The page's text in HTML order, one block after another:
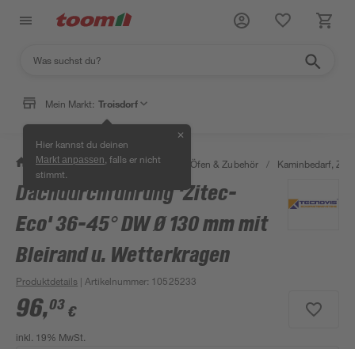
Mein Markt: Troisdorf
Hier kannst du deinen
Markt anpassen , falls er nicht
stimmt.
✕
/ Bauen & Renovieren / Kamine, Öfen & Zubehör / Kaminbedarf,
Dachdurchführung 'Zitec-
Eco' 36-45° DW Ø 130 mm mit
Bleirand u. Wetterkragen
Produktdetails | Artikelnummer: 10525233
96,03 €
inkl. 19% MwSt.